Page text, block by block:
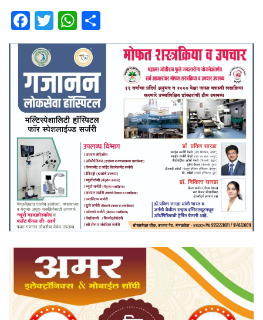
Fa
ce
b
o
ok
T
wi
er
W
h
at
sA
p
p
ar